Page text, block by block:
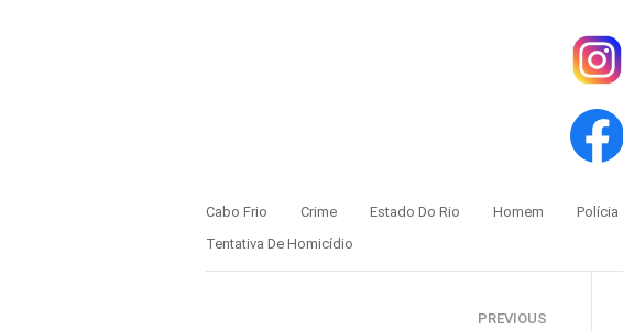
Cabo Frio Crime Estado Do Rio Homem Polícia
Tentativa De Homicídio
PREVIOUS